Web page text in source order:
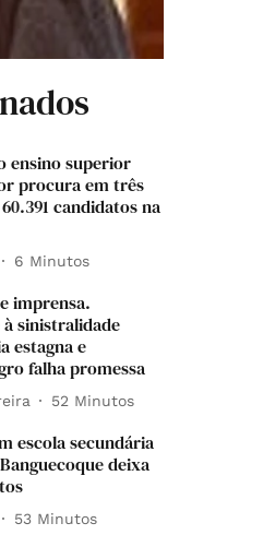
ensino superior
procura em três
candidatos na
6 Minutos
imprensa.
sinistralidade
estagna e
falha promessa
52 Minutos
escola secundária
deixa
53 Minutos